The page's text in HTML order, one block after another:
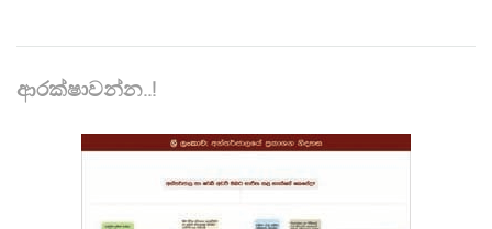
ආරක්ෂාවන්න..!